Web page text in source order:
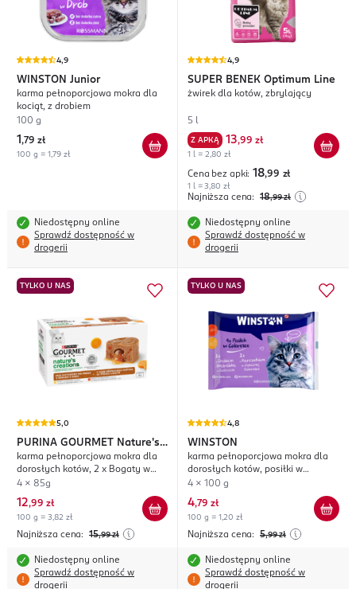
4,9
WINSTON Junior
karma pełnoporcjowa mokra dla
kociąt, z drobiem
100 g
1 ,79 zł
100 g = 1,79 zł
Niedostępny online
Sprawdź dostępność w
drogerii
4,9
SUPER BENEK Optimum Line
żwirek dla kotów, zbrylający
5 l
Z APKĄ 13,99 zł
1 l = 2,80 zł
Cena bez apki: 18,99 zł
1 l = 3,80 zł
Najniższa cena: 18,99 zł
Niedostępny online
Sprawdź dostępność w
drogerii
TYLKO U NAS
5,0
PURINA GOURMET Nature's
Creations
karma pełnoporcjowa mokra dla
dorosłych kotów, 2 x Bogaty w
Kurczaka, 2 x Bogaty w Wołowinę,
4 x 85g
12,99 zł
100 g = 3,82 zł
Najniższa cena: 15,99 zł
Niedostępny online
Sprawdź dostępność w
drogerii
TYLKO U NAS
4,8
WINSTON
karma pełnoporcjowa mokra dla
dorosłych kotów, posiłki w
galaretce
4 x 100 g
4,79 zł
100 g = 1,20 zł
Najniższa cena: 5,99 zł
Niedostępny online
Sprawdź dostępność w
drogerii